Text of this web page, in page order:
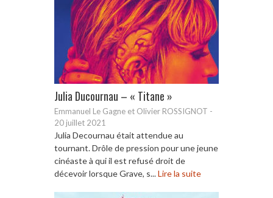
Julia Ducournau – « Titane »
Emmanuel Le Gagne et Olivier ROSSIGNOT -
20 juillet 2021
Julia Decournau était attendue au
tournant. Drôle de pression pour une jeune
cinéaste à qui il est refusé droit de
décevoir lorsque Grave, s...Lire la suite